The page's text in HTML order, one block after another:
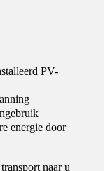
PV-
energie door
naar u